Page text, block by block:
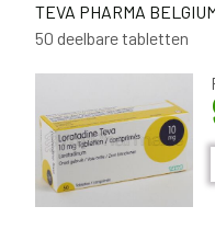
TEVA PHARMA
50 deelbare tabletten